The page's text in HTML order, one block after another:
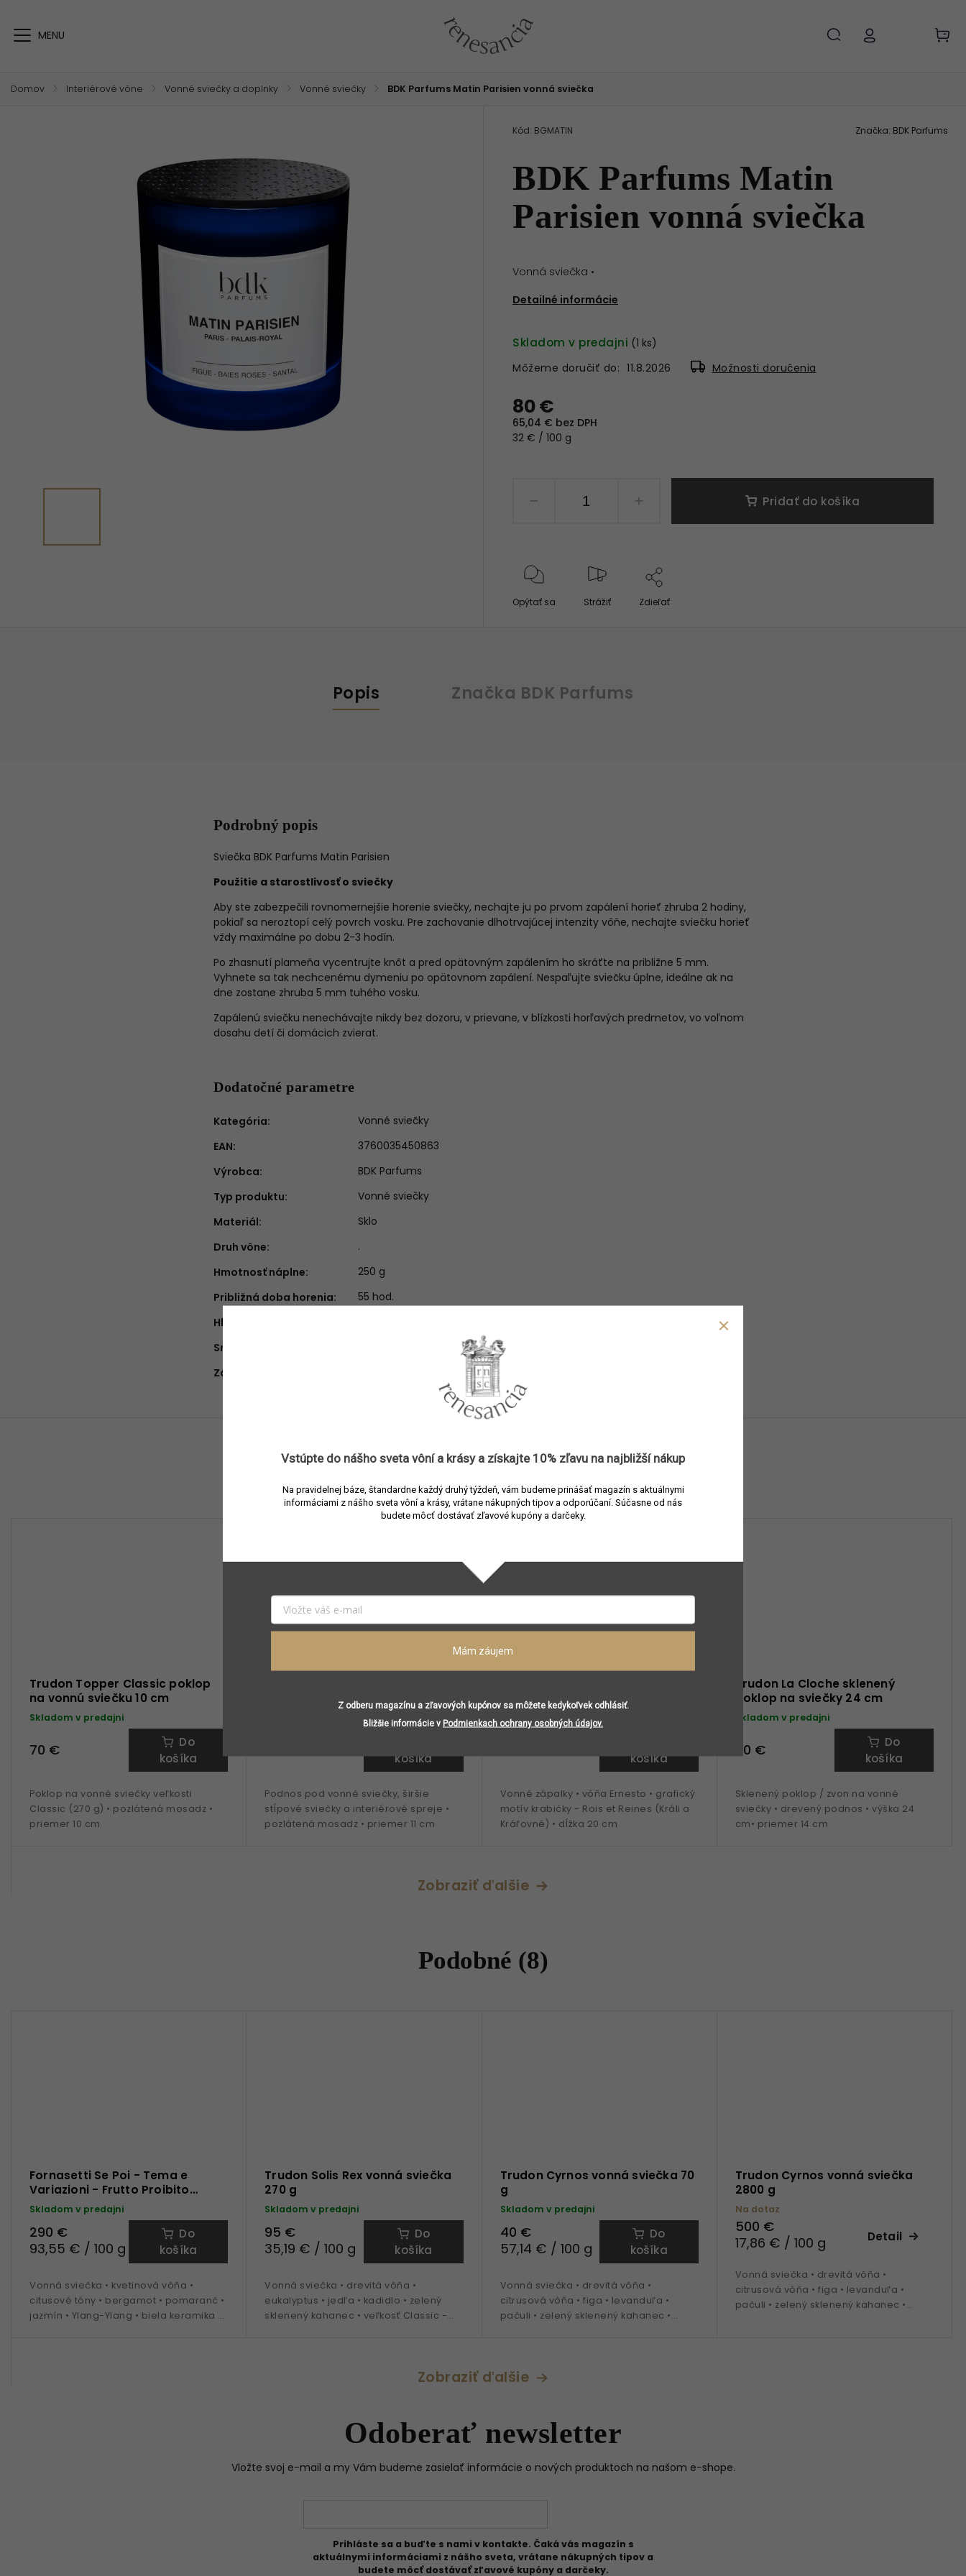
Domov / Interiérové vône / Vonné sviečky a doplnky / Vonné sviečky / BDK Parfums Matin Parisien vonná sviečka
BDK Parfums Matin
Parisien vonná sviečka
Kód: BGMATIN
Vonná sviečka •
Detailné informácie
Značka: BDK Parfums
80 €
65,04 € bez DPH
32 € / 100 g
Skladom v predajni (1 ks)
Môžeme doručiť do: 11.8.2026 Možnosti doručenia
Pridať do košíka
Opýtať sa Strážiť Zdieľať
Popis Značka BDK Parfums
Podrobný popis
Sviečka BDK Parfums Matin Parisien
Použitie a starostlivosť o sviečky
Aby ste zabezpečili rovnomernejšie horenie sviečky, nechajte ju po prvom zapálení horieť zhruba 2 hodiny,
pokiaľ sa neroztopí celý povrch vosku. Pre zachovanie dlhotrvajúcej intenzity vôňe, nechajte sviečku horieť
vždy maximálne po dobu 2-3 hodín.
Po zhasnutí plameňa vycentrujte knôt a pred opätovným zapálením ho skráťte na približne 5 mm.
Vyhnete sa tak nechcenému dymeniu po opätovnom zapálení. Nespaľujte sviečku úplne, ideálne ak na
dne zostane zhruba 5 mm tuhého vosku.
Zapálenú sviečku nenechávajte nikdy bez dozoru, v prievane, v blízkosti horľavých predmetov, vo voľnom
dosahu detí či domácich zvierat.
Dodatočné parametre
Kategória:
Vonné sviečky
EAN:
3760035450863
Výrobca:
BDK Parfums
Typ produktu:
Vonné sviečky
Materiál:
Sklo
Druh vône:
.
Hmotnosť náplne:
250 g
Približná doba horenia:
55 hod.
Hlava
Srdce
Základ
Súvisiaci tovar
Trudon Topper Classic poklop
na vonnú sviečku 10 cm
Skladom v predajni
70 €
Do
košíka
Poklop na vonné sviečky veľkosti
Classic (270 g) • pozlátená mosadz •
priemer 10 cm
sviečku 11 cm
košíka
Podnos pod vonné sviečky, širšie
stĺpové sviečky a interiérové spreje •
pozlátená mosadz • priemer 11 cm
vonné zápalky
Skladom v predajni
košíka
Vonné zápalky • vôňa Ernesto • grafický
motív krabičky - Rois et Reines (Králi a
Kráľovné) • dĺžka 20 cm
Trudon La Cloche sklenený
poklop na sviečky 24 cm
Skladom v predajni
90 €
Do
košíka
Sklenený poklop / zvon na vonné
sviečky • drevený podnos • výška 24
cm• priemer 14 cm
Zobraziť ďalšie
Podobné (8)
Fornasetti Se Poi - Tema e
Variazioni - Frutto Proibito
vonná sviečka 310 g
Skladom v predajni
290 €
93,55 € / 100 g
Do
košíka
Vonná sviečka • kvetinová vôňa •
citusové tóny • bergamot • pomaranč •
jazmín • Ylang-Ylang • biela keramika s
Trudon Solis Rex vonná sviečka
270 g
Skladom v predajni
95 €
35,19 € / 100 g
Do
košíka
Vonná sviečka • drevitá vôňa •
eukalyptus • jedľa • kadidlo • zelený
sklenený kahanec • veľkosť Classic -
Trudon Cyrnos vonná sviečka 70
g
Skladom v predajni
40 €
57,14 € / 100 g
Do
košíka
Vonná sviečka • drevitá vôňa •
citrusová vôňa • figa • levanduľa •
pačuli • zelený sklenený kahanec •
Trudon Cyrnos vonná sviečka
2800 g
Na dotaz
500 €
17,86 € / 100 g
Detail
Vonná sviečka • drevitá vôňa •
citrusová vôňa • figa • levanduľa •
pačuli • zelený sklenený kahanec •
Zobraziť ďalšie
Odoberať newsletter
Vložte svoj e-mail a my Vám budeme zasielať informácie o nových produktoch na našom e-shope.
Prihláste sa a buďte s nami v kontakte. Čaká vás magazín s
aktuálnymi informáciami z nášho sveta, vrátane nákupných tipov a
budete môcť dostávať zľavové kupóny a darčeky.
Vstúpte do nášho sveta vôní a krásy a získajte 10% zľavu na najbližší nákup
Na pravidelnej báze, štandardne každý druhý týždeň, vám budeme prinášať magazín s aktuálnymi
informáciami z nášho sveta vôní a krásy, vrátane nákupných tipov a odporúčaní. Súčasne od nás
budete môcť dostávať zľavové kupóny a darčeky.
Mám záujem
Z odberu magazínu a zľavových kupónov sa môžete kedykoľvek odhlásiť.
Bližšie informácie v Podmienkach ochrany osobných údajov.